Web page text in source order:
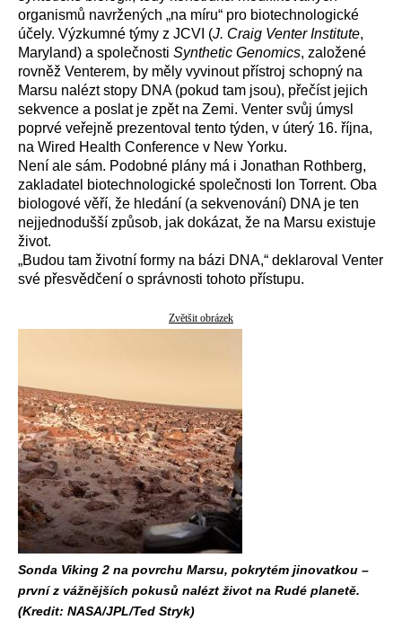
organismů navržených „na míru“ pro biotechnologické
účely. Výzkumné týmy z JCVI (J. Craig Venter Institute,
Maryland) a společnosti Synthetic Genomics, založené
rovněž Venterem, by měly vyvinout přístroj schopný na
Marsu nalézt stopy DNA (pokud tam jsou), přečíst jejich
sekvence a poslat je zpět na Zemi. Venter svůj úmysl
poprvé veřejně prezentoval tento týden, v úterý 16. října,
na Wired Health Conference v New Yorku.
Není ale sám. Podobné plány má i Jonathan Rothberg,
zakladatel biotechnologické společnosti Ion Torrent. Oba
biologové věří, že hledání (a sekvenování) DNA je ten
nejjednodušší způsob, jak dokázat, že na Marsu existuje
život.
„Budou tam životní formy na bázi DNA,“ deklaroval Venter
své přesvědčení o správnosti tohoto přístupu.
Zvětšit obrázek
Sonda Viking 2 na povrchu Marsu, pokrytém jinovatkou –
první z vážnějších pokusů nalézt život na Rudé planetě.
(Kredit: NASA/JPL/Ted Stryk)